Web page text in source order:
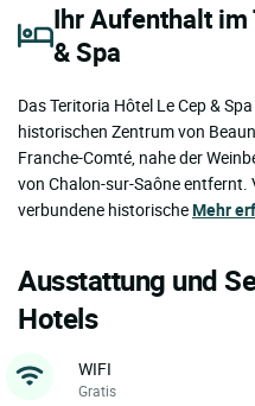
Ihr Aufenthalt
& Spa
Das Teritoria Hôtel Le Cep &
historischen Zentrum von
Franche-Comté, nahe der
von Chalon-sur-Saône
verbundene historischeMehr
Ausstattung und
Hotels
WIFI
Gratis